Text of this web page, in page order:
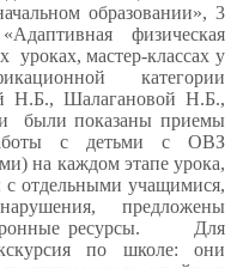
образовании», 3
физическая
уроках, мастер-классах у
категории
Н.Б., Шалагановой Н.Б.,
были показаны приемы
с детьми с ОВЗ
на каждом этапе урока,
отдельными учащимися,
предложены
ресурсы. Для
по школе: они